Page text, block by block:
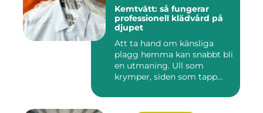
Kemtvätt: så fungerar
professionell klädvård på
djupet
Att ta hand om känsliga
plagg hemma kan snabbt bli
en utmaning. Ull som
krymper, siden som tapp...